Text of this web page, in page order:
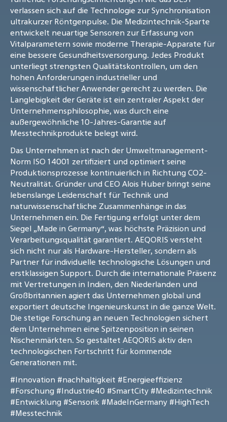
verlassen sich auf die Technologie zur Synchronisation
ultrakurzer Röntgenpulse. Die Medizintechnik-Sparte
entwickelt neuartige Sensoren zur Erfassung von
Vitalparametern sowie moderne Therapie-Apparate für
eine bessere Gesundheitsversorgung. Jedes Produkt
unterliegt strengsten Qualitätskontrollen, um den
hohen Anforderungen industrieller und
wissenschaftlicher Anwender gerecht zu werden. Die
Langlebigkeit der Geräte ist ein zentraler Aspekt der
Unternehmensphilosophie, was durch eine
außergewöhnliche 10-Jahres-Garantie auf
Messtechnikprodukte belegt wird.
Das Unternehmen ist nach der Umweltmanagement-
Norm ISO 14001 zertifiziert und optimiert seine
Produktionsprozesse kontinuierlich in Richtung CO2-
Neutralität. Gründer und CEO Alois Huber bringt seine
lebenslange Leidenschaft für Technik und
naturwissenschaftliche Zusammenhänge in das
Unternehmen ein. Die Fertigung erfolgt unter dem
Siegel „Made in Germany“, was höchste Präzision und
Verarbeitungsqualität garantiert. AEQORIS versteht
sich nicht nur als Hardware-Hersteller, sondern als
Partner für individuelle technologische Lösungen und
erstklassigen Support. Durch die internationale Präsenz
mit Vertretungen in Indien, den Niederlanden und
Großbritannien agiert das Unternehmen global und
exportiert deutsche Ingenieurskunst in die ganze Welt.
Die stetige Forschung an neuen Technologien sichert
dem Unternehmen eine Spitzenposition in seinen
Nischenmärkten. So gestaltet AEQORIS aktiv den
technologischen Fortschritt für kommende
Generationen mit.
#Innovation #nachhaltigkeit #Energieeffizienz
#Forschung #Industrie40 #SmartCity #Medizintechnik
#Entwicklung #Sensorik #MadeInGermany #HighTech
#Messtechnik